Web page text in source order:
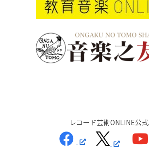
レコード芸術ONLINE公式